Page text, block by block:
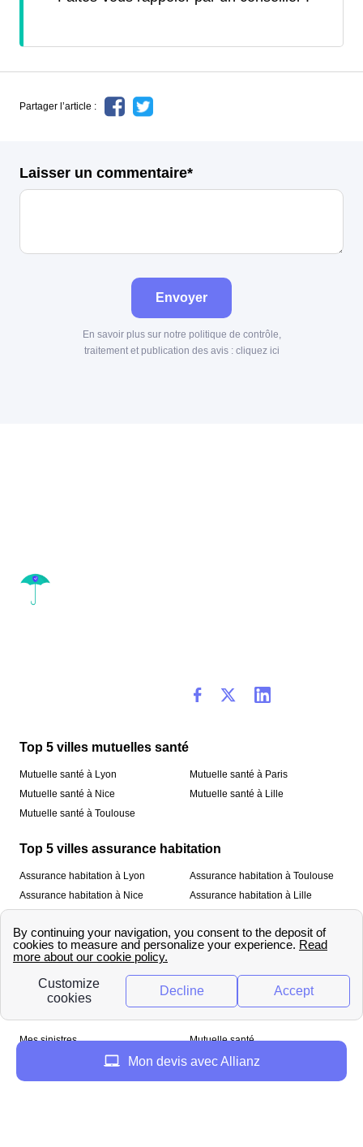
Partager l’article :
Laisser un commentaire*
Envoyer
En savoir plus sur notre politique de contrôle,
traitement et publication des avis : cliquez ici
Top 5 villes mutuelles santé
Mutuelle santé à Lyon
Mutuelle santé à Nice
Mutuelle santé à Toulouse
Mutuelle santé à Paris
Mutuelle santé à Lille
Top 5 villes assurance habitation
Assurance habitation à Lyon
Assurance habitation à Nice
Assurance habitation à Toulouse
Assurance habitation à Lille
À propos
Qui sommes-nous ? Mentions légales
Mes sinistres
Assurance habitation
Mutuelle santé
Mon devis avec Allianz